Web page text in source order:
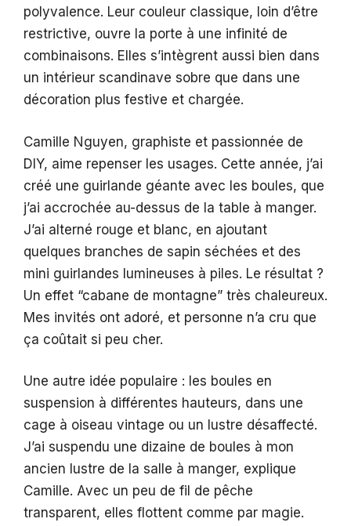
polyvalence. Leur couleur classique, loin d’être
restrictive, ouvre la porte à une infinité de
combinaisons. Elles s’intègrent aussi bien dans
un intérieur scandinave sobre que dans une
décoration plus festive et chargée.
Camille Nguyen, graphiste et passionnée de
DIY, aime repenser les usages. Cette année, j’ai
créé une guirlande géante avec les boules, que
j’ai accrochée au-dessus de la table à manger.
J’ai alterné rouge et blanc, en ajoutant
quelques branches de sapin séchées et des
mini guirlandes lumineuses à piles. Le résultat ?
Un effet “cabane de montagne” très chaleureux.
Mes invités ont adoré, et personne n’a cru que
ça coûtait si peu cher.
Une autre idée populaire : les boules en
suspension à différentes hauteurs, dans une
cage à oiseau vintage ou un lustre désaffecté.
J’ai suspendu une dizaine de boules à mon
ancien lustre de la salle à manger, explique
Camille. Avec un peu de fil de pêche
transparent, elles flottent comme par magie.